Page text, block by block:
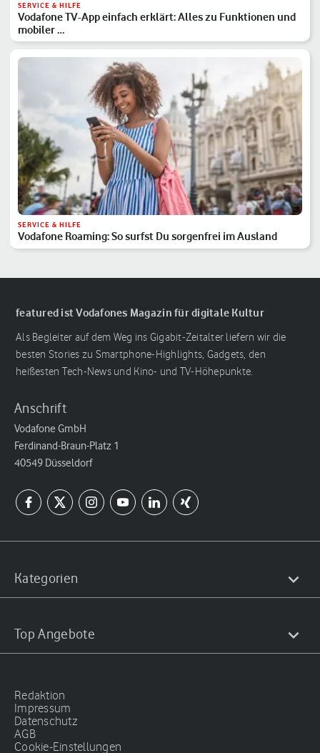
SERVICE & HILFE
Vodafone TV-App einfach erklärt: Alles zu Funktionen und
mobiler …
SERVICE & HILFE
Vodafone Roaming: So surfst Du sorgenfrei im Ausland
featured ist Vodafones Magazin für digitale Kultur
Als Begleiter auf dem Weg ins Gigabit-Zeitalter liefern wir die
besten Stories zu Smartphone-Highlights, Gadgets, den
heißesten Tech-News und Kino- und TV-Höhepunkte.
Anschrift
Vodafone GmbH
Ferdinand-Braun-Platz 1
40549 Düsseldorf
Kategorien
Top Angebote
Redaktion
Impressum
Datenschutz
AGB
Cookie-Einstellungen